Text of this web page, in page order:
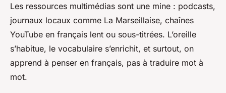
Les ressources multimédias sont une mine : podcasts,
journaux locaux comme La Marseillaise, chaînes
YouTube en français lent ou sous-titrées. L’oreille
s’habitue, le vocabulaire s’enrichit, et surtout, on
apprend à penser en français, pas à traduire mot à
mot.